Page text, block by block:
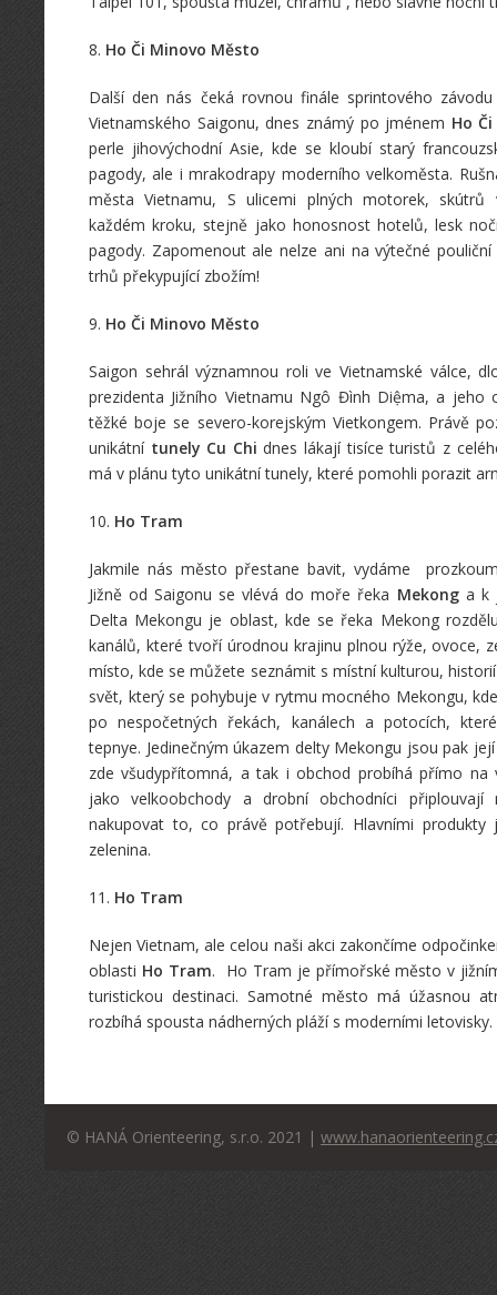
8. Ho Či Minovo Město
Další den nás čeká rovnou finále sprintového
Vietnamského Saigonu, dnes známý po jménem Ho
perle jihovýchodní Asie, kde se kloubí starý
pagody, ale i mrakodrapy moderního velkoměsta.
města Vietnamu, S ulicemi plných motorek,
každém kroku, stejně jako honosnost hotelů, lesk
pagody. Zapomenout ale nelze ani na výtečné
trhů překypující zbožím!
9. Ho Či Minovo Město
Saigon sehrál významnou roli ve Vietnamské válce,
prezidenta Jižního Vietnamu Ngô Đình Diệma, a jeho
těžké boje se severo-korejským Vietkongem. Právě
unikátní tunely Cu Chi dnes lákají tisíce turistů z
má v plánu tyto unikátní tunely, které pomohli porazit
10. Ho Tram
Jakmile nás město přestane bavit, vydáme
Jižně od Saigonu se vlévá do moře řeka Mekonga k
Delta Mekongu je oblast, kde se řeka Mekong
kanálů, které tvoří úrodnou krajinu plnou rýže, ovoce,
místo, kde se můžete seznámit s místní kulturou,
svět, který se pohybuje v rytmu mocného Mekongu,
po nespočetných řekách, kanálech a potocích,
tepnye. Jedinečným úkazem delty Mekongu jsou pak
zde všudypřítomná, a tak i obchod probíhá přímo na
jako velkoobchody a drobní obchodníci připlouvají
nakupovat to, co právě potřebují. Hlavními
zelenina.
11. Ho Tram
Nejen Vietnam, ale celou naši akci zakončíme
oblasti Ho Tram. Ho Tram je přímořské město v
turistickou destinaci. Samotné město má úžasnou
rozbíhá spousta nádherných pláží s moderními letovisky.
© HANÁ Orienteering, s.r.o. 2021 |